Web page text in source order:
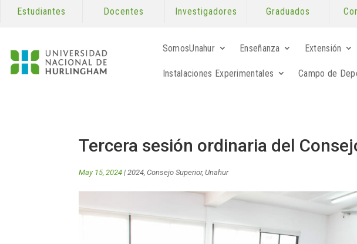
Estudiantes Docentes Investigadores Graduados
SomosUnahur Enseñanza Extensión
Instalaciones Experimentales Campo de
Tercera sesión ordinaria del
May 15, 2024 |2024,Consejo Superior,Unahur